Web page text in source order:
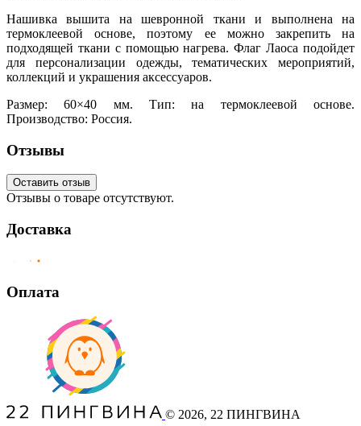
Нашивка вышита на шевронной ткани и выполнена на
термоклеевой основе, поэтому ее можно закрепить на
подходящей ткани с помощью нагрева. Флаг Лаоса подойдет
для персонализации одежды, тематических мероприятий,
коллекций и украшения аксессуаров.
Размер: 60×40 мм. Тип: на термоклеевой основе.
Производство: Россия.
Отзывы
Оставить отзыв
Отзывы о товаре отсутствуют.
Доставка
Оплата
© 2026, 22 ПИНГВИНА